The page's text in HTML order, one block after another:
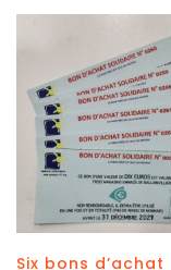
Six bons d’achat